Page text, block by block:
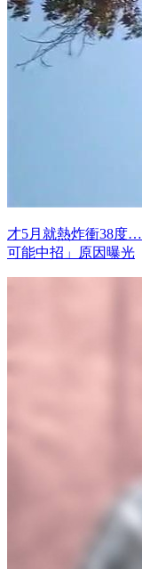
才5月就熱炸衝38度
可能中招」原因曝光